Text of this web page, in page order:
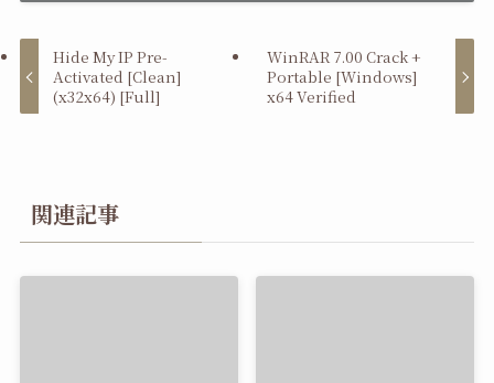
Hide My IP Pre-
Activated [Clean]
(x32x64) [Full]
WinRAR 7.00 Crack +
Portable [Windows]
x64 Verified
関連記事